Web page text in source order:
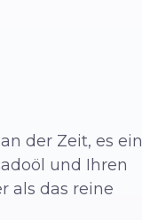
der Zeit, es ein
und Ihren
als das reine